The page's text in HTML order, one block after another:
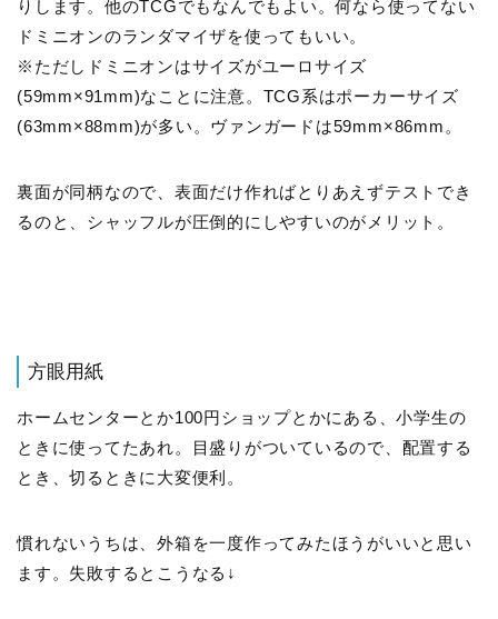
りします。他のTCGでもなんでもよい。何なら使ってない
ドミニオンのランダマイザを使ってもいい。
※ただしドミニオンはサイズがユーロサイズ
(59mm×91mm)なことに注意。TCG系はポーカーサイズ
(63mm×88mm)が多い。ヴァンガードは59mm×86mm。
裏面が同柄なので、表面だけ作ればとりあえずテストでき
るのと、シャッフルが圧倒的にしやすいのがメリット。
方眼用紙
ホームセンターとか100円ショップとかにある、小学生の
ときに使ってたあれ。目盛りがついているので、配置する
とき、切るときに大変便利。
慣れないうちは、外箱を一度作ってみたほうがいいと思い
ます。失敗するとこうなる↓